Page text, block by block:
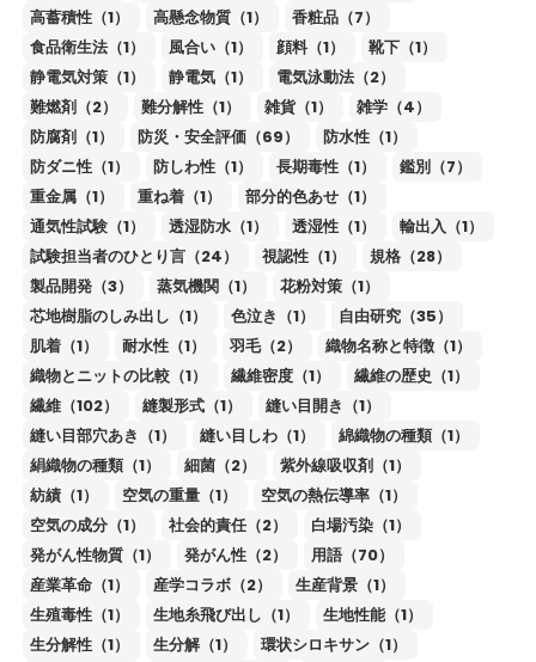
高蓄積性（1）
高懸念物質（1）
香粧品（7）
食品衛生法（1）
風合い（1） 顔料（1）
靴下（1）
静電気対策（1）
静電気（1）
電気泳動法（2）
難燃剤（2）
難分解性（1） 雑貨（1）
雑学（4）
防腐剤（1）
防災・安全評価（69）
防水性（1）
防ダニ性（1）
防しわ性（1） 長期毒性（1）
鑑別（7）
重金属（1）
重ね着（1）
部分的色あせ（1）
通気性試験（1）
透湿防水（1） 透湿性（1）
輸出入（1）
試験担当者のひとり言（24）
視認性（1）
規格（28）
製品開発（3）
蒸気機関（1）
花粉対策（1）
芯地樹脂のしみ出し（1）
色泣き（1）
自由研究（35）
肌着（1）
耐水性（1） 羽毛（2）
織物名称と特徴（1）
織物とニットの比較（1）
繊維密度（1）
繊維の歴史（1）
繊維（102）
縫製形式（1）
縫い目開き（1）
縫い目部穴あき（1）
縫い目しわ（1）
綿織物の種類（1）
絹織物の種類（1）
細菌（2）
紫外線吸収剤（1）
紡績（1）
空気の重量（1）
空気の熱伝導率（1）
空気の成分（1）
社会的責任（2）
白場汚染（1）
発がん性物質（1）
発がん性（2）
用語（70）
産業革命（1）
産学コラボ（2）
生産背景（1）
生殖毒性（1）
生地糸飛び出し（1）
生地性能（1）
生分解性（1）
生分解（1）
環状シロキサン（1）